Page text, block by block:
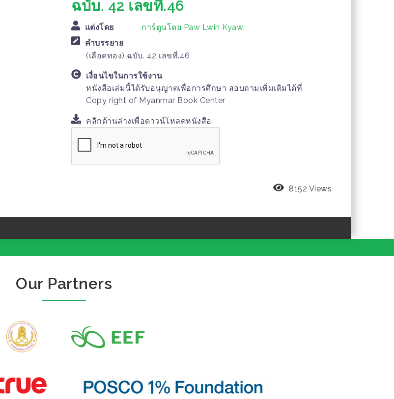
ฉบับ. 42 เลขที่.46
แต่งโดย
การ์ตูนโดย Paw Lwin Kyaw
คำบรรยาย
(เลือดทอง) ฉบับ. 42 เลขที่.46
เงื่อนไขในการใช้งาน
หนังสือเล่มนี้ได้รับอนุญาตเพื่อการศึกษา สอบถามเพิ่มเติมได้ที่
Copy right of Myanmar Book Center
คลิกด้านล่างเพื่อดาวน์โหลดหนังสือ
8152 Views
Our Partners